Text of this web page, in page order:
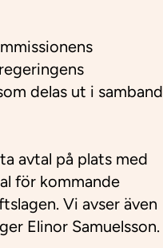
delas ut i samband
avtal på plats med
för kommande
Vi avser även
Elinor Samuelsson.